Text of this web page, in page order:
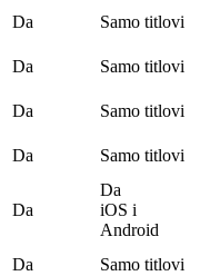
Da
Samo titlovi
Da
Samo titlovi
Da
Samo titlovi
Da Samo titlovi
Da
Da
iOS i
Android
Da
Samo titlovi